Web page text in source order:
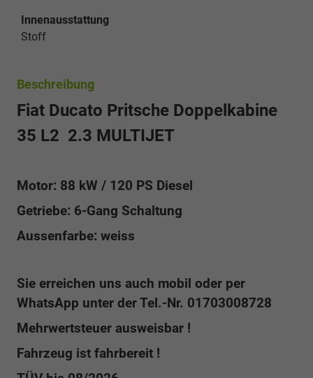
Innenausstattung
Stoff
Beschreibung
Fiat Ducato Pritsche Doppelkabine
35 L2 2.3 MULTIJET
Motor: 88 kW / 120 PS Diesel
Getriebe: 6-Gang Schaltung
Aussenfarbe: weiss
Sie erreichen uns auch mobil oder per
WhatsApp unter der Tel.-Nr. 01703008728
Mehrwertsteuer ausweisbar !
Fahrzeug ist fahrbereit !